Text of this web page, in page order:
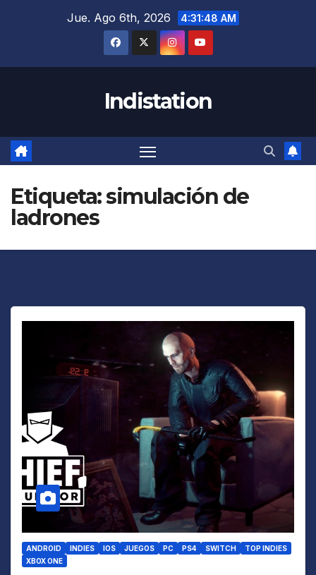
Jue. Ago 6th, 2026 4:31:49 AM
Indistation
Etiqueta:simulación de
ladrones
ANDROID INDIES IOS JUEGOS PC PS4 SWITCH
TOP INDIES
XBOX ONE